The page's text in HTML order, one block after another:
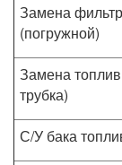
Замена
(погружной)
Замена
трубка)
С/У бака